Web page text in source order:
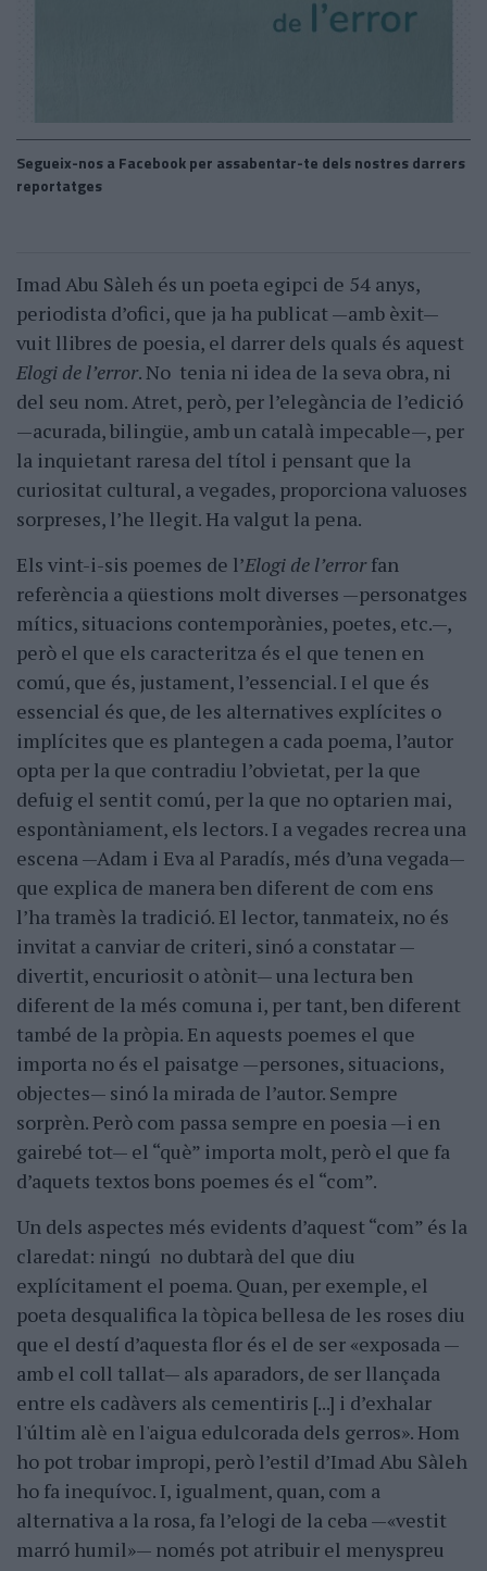
Segueix-nos a Facebook per assabentar-te dels nostres darrers
reportatges
Imad Abu Sàleh és un poeta egipci de 54 anys,
periodista d’ofici, que ja ha publicat —amb èxit—
vuit llibres de poesia, el darrer dels quals és aquest
Elogi de l’error. No tenia ni idea de la seva obra, ni
del seu nom. Atret, però, per l’elegància de l’edició
—acurada, bilingüe, amb un català impecable—, per
la inquietant raresa del títol i pensant que la
curiositat cultural, a vegades, proporciona valuoses
sorpreses, l’he llegit. Ha valgut la pena.
Els vint-i-sis poemes de l’Elogi de l’errorfan
referència a qüestions molt diverses —personatges
mítics, situacions contemporànies, poetes, etc.—,
però el que els caracteritza és el que tenen en
comú, que és, justament, l’essencial. I el que és
essencial és que, de les alternatives explícites o
implícites que es plantegen a cada poema, l’autor
opta per la que contradiu l’obvietat, per la que
defuig el sentit comú, per la que no optarien mai,
espontàniament, els lectors. I a vegades recrea una
escena —Adam i Eva al Paradís, més d’una vegada—
que explica de manera ben diferent de com ens
l’ha tramès la tradició. El lector, tanmateix, no és
invitat a canviar de criteri, sinó a constatar —
divertit, encuriosit o atònit— una lectura ben
diferent de la més comuna i, per tant, ben diferent
també de la pròpia. En aquests poemes el que
importa no és el paisatge —persones, situacions,
objectes— sinó la mirada de l’autor. Sempre
sorprèn. Però com passa sempre en poesia —i en
gairebé tot— el “què” importa molt, però el que fa
d’aquets textos bons poemes és el “com”.
Un dels aspectes més evidents d’aquest “com” és la
claredat: ningú no dubtarà del que diu
explícitament el poema. Quan, per exemple, el
poeta desqualifica la tòpica bellesa de les roses diu
que el destí d’aquesta flor és el de ser «exposada —
amb el coll tallat— als aparadors, de ser llançada
entre els cadàvers als cementiris [...] i d’exhalar
l'últim alè en l'aigua edulcorada dels gerros». Hom
ho pot trobar impropi, però l’estil d’Imad Abu Sàleh
ho fa inequívoc. I, igualment, quan, com a
alternativa a la rosa, fa l’elogi de la ceba —«vestit
marró humil»— només pot atribuir el menyspreu